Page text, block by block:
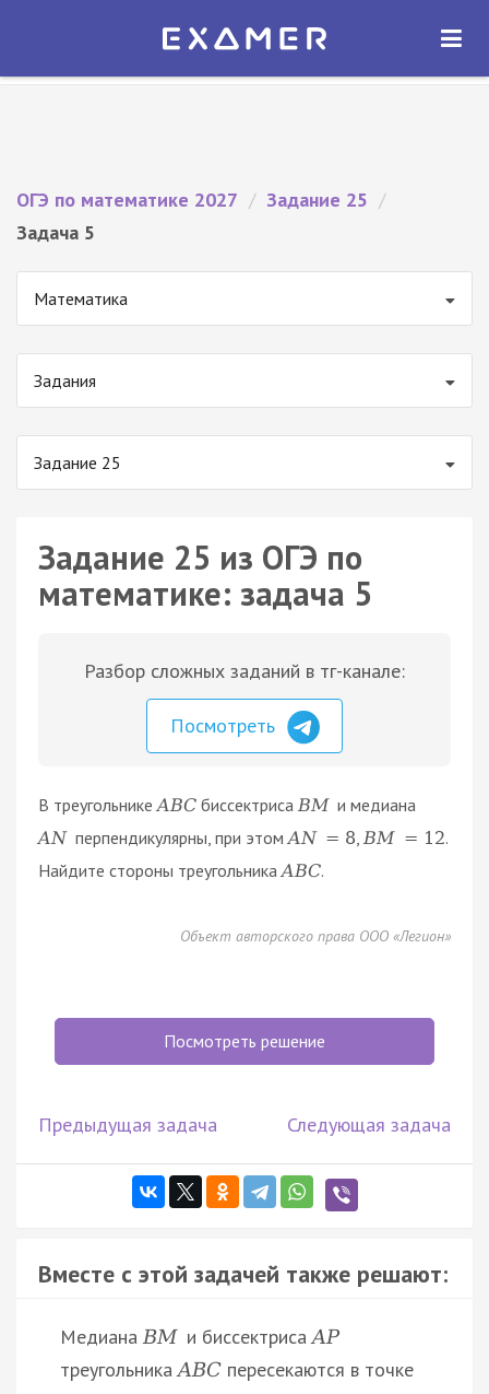
Экзамер — ЕГЭ 2027
ОТКРЫТЬ
ОГЭ по математике 2027 / Задание 25 /
Задача 5
Математика
Задания
Задание 25
Задание 25 из ОГЭ по
математике: задача 5
Разбор сложных заданий в тг-канале:
Посмотреть
В треугольнике ABC биссектриса BM и медиана
AN перпендикулярны, при этом AN = 8 BM = 12.
Найдите стороны треугольника ABC.
Объект авторского права ООО «Легион»
Посмотреть решение
Предыдущая задача Следующая задача
Вместе с этой задачей также решают:
МедианаBM и биссектрисаAP
треугольникаABC пересекаются в точке